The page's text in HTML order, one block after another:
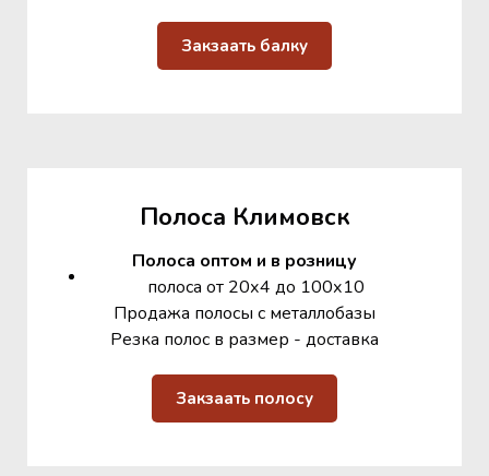
Закзаать балку
Полоса Климовск
Полоса оптом и в розницу
полоса от 20х4 до 100х10
Продажа полосы с металлобазы
Резка полос в размер - доставка
Закзаать полосу